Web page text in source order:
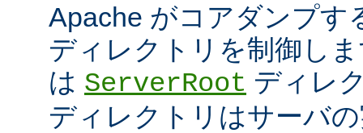
Apache がコアダンプす
ディレクトリを制御し
は ServerRoot ディレ
ディレクトリはサーバ